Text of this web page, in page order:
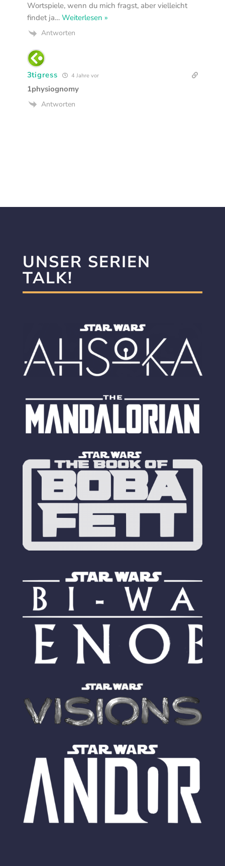
Wortspiele, wenn du mich fragst, aber vielleicht
findet ja… Weiterlesen »
Antworten
3tigress 4 Jahre vor
1physiognomy
Antworten
UNSER SERIEN
TALK!